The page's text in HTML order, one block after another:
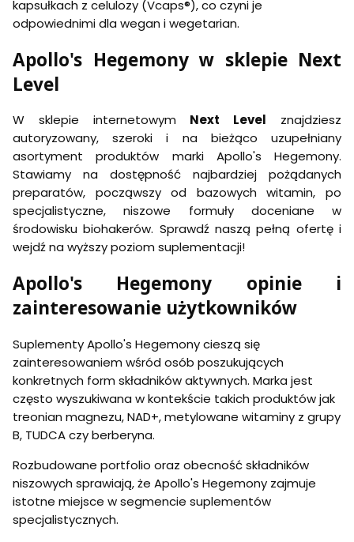
kapsułkach z celulozy (Vcaps®), co czyni je
odpowiednimi dla wegan i wegetarian.
Apollo's Hegemony w sklepie Next
Level
W sklepie internetowym Next Level znajdziesz
autoryzowany, szeroki i na bieżąco uzupełniany
asortyment produktów marki Apollo's Hegemony.
Stawiamy na dostępność najbardziej pożądanych
preparatów, począwszy od bazowych witamin, po
specjalistyczne, niszowe formuły doceniane w
środowisku biohakerów. Sprawdź naszą pełną ofertę i
wejdź na wyższy poziom suplementacji!
Apollo's Hegemony opinie i
zainteresowanie użytkowników
Suplementy Apollo's Hegemony cieszą się
zainteresowaniem wśród osób poszukujących
konkretnych form składników aktywnych. Marka jest
często wyszukiwana w kontekście takich produktów jak
treonian magnezu, NAD+, metylowane witaminy z grupy
B, TUDCA czy berberyna.
Rozbudowane portfolio oraz obecność składników
niszowych sprawiają, że Apollo's Hegemony zajmuje
istotne miejsce w segmencie suplementów
specjalistycznych.